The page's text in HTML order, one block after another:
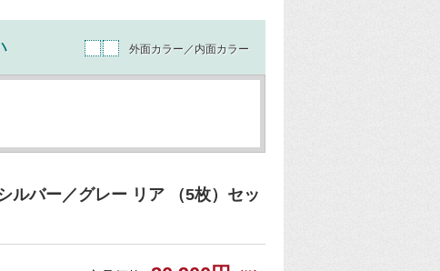
外面カラー／内面カラー
ルバー／グレー リア （5枚）セッ